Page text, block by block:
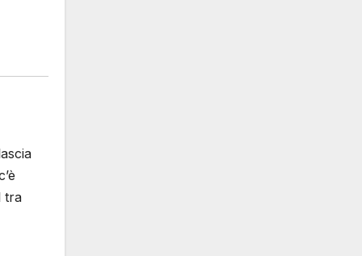
tra